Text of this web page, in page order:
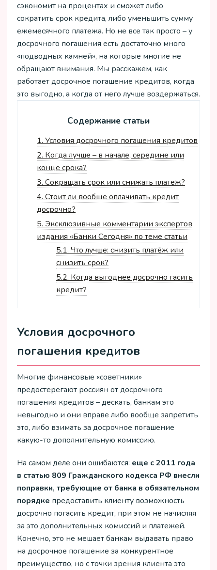
сэкономит на процентах и сможет либо
сократить срок кредита, либо уменьшить сумму
ежемесячного платежа. Но не все так просто – у
досрочного погашения есть достаточно много
«подводных камней», на которые многие не
обращают внимания. Мы расскажем, как
работает досрочное погашение кредитов, когда
это выгодно, а когда от него лучше воздержаться.
Содержание статьи
1. Условия досрочного погашения кредитов
2. Когда лучше – в начале, середине или
конце срока?
3. Сокращать срок или снижать платеж?
4. Стоит ли вообще оплачивать кредит
досрочно?
5. Эксклюзивные комментарии экспертов
издания «Банки Сегодня» по теме статьи
5.1. Что лучше: снизить платёж или
снизить срок?
5.2. Когда выгоднее досрочно гасить
кредит?
Условия досрочного
погашения кредитов
Многие финансовые «советники»
предостерегают россиян от досрочного
погашения кредитов – дескать, банкам это
невыгодно и они вправе либо вообще запретить
это, либо взимать за досрочное погашение
какую-то дополнительную комиссию.
На самом деле они ошибаются: еще с 2011 года
в статью 809 Гражданского кодекса РФ внесли
поправки, требующие от банка в обязательном
порядке предоставить клиенту возможность
досрочно погасить кредит, при этом не начисляя
за это дополнительных комиссий и платежей.
Конечно, это не мешает банкам выдавать право
на досрочное погашение за конкурентное
преимущество, но с точки зрения клиента это